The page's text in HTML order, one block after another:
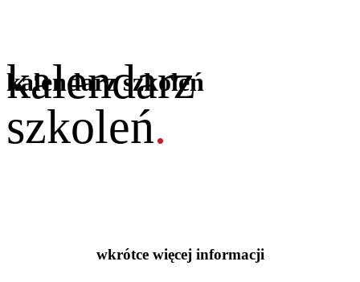
kalendarz szkoleń
kalendarz
szkoleń.
wkrótce więcej informacji